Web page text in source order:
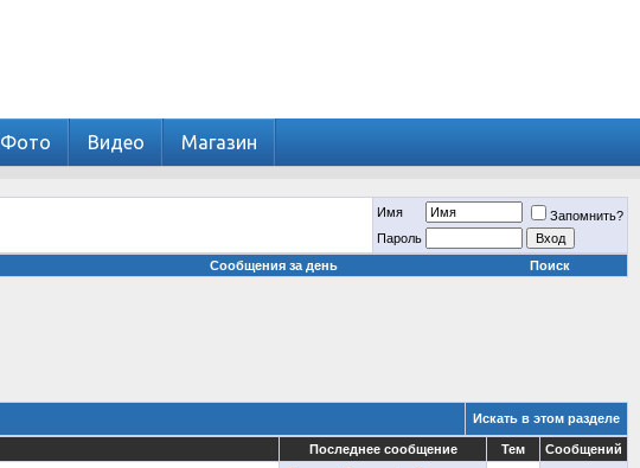
Фото Видео Магазин
Имя
Запомнить?
Пароль
Сообщения за день Поиск
Искать в этом разделе
Последнее сообщение Тем Сообщений